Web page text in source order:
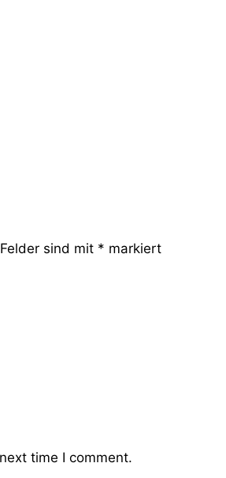
sind mit * markiert
time I comment.